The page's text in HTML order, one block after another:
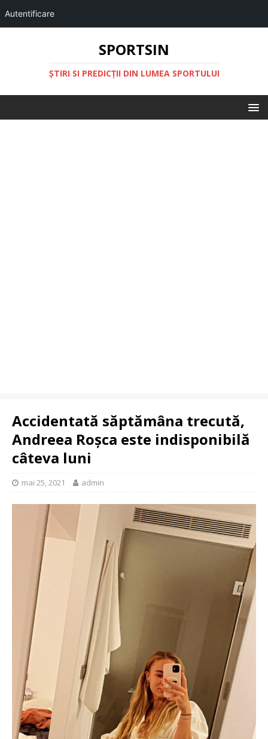
Autentificare
SPORTSIN
ŞTIRI SI PREDICŢII DIN LUMEA SPORTULUI
Accidentată săptămâna trecută,
Andreea Roșca este indisponibilă
câteva luni
mai 25, 2021 admin